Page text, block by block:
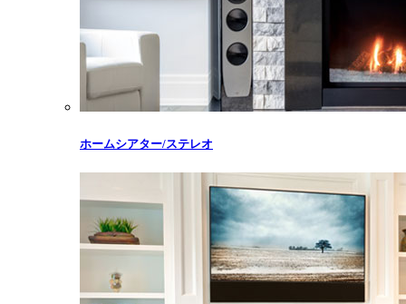
ホームシアター/ステレオ